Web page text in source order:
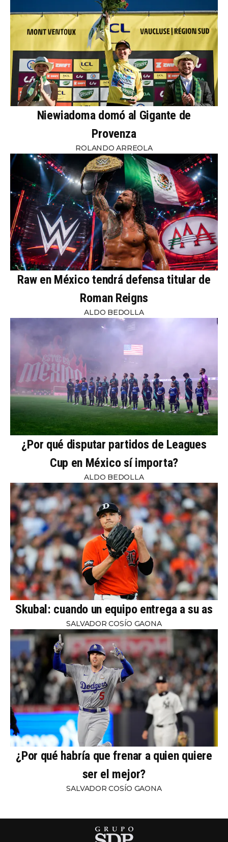
Niewiadoma domó al Gigante de
Provenza
ROLANDO ARREOLA
Raw en México tendrá defensa titular de
Roman Reigns
ALDO BEDOLLA
¿Por qué disputar partidos de Leagues
Cup en México sí importa?
ALDO BEDOLLA
Skubal: cuando un equipo entrega a su as
SALVADOR COSÍO GAONA
¿Por qué habría que frenar a quien quiere
ser el mejor?
SALVADOR COSÍO GAONA